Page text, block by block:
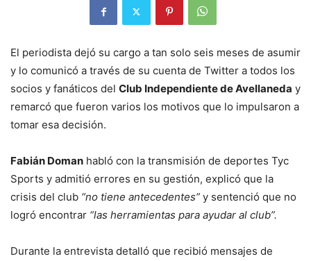
El periodista dejó su cargo a tan solo seis meses de asumir
y lo comunicó a través de su cuenta de Twitter a todos los
socios y fanáticos del Club Independiente de Avellaneda y
remarcó que fueron varios los motivos que lo impulsaron a
tomar esa decisión.
Fabián Doman habló con la transmisión de deportes Tyc
Sports y admitió errores en su gestión, explicó que la
crisis del club “no tiene antecedentes” y sentenció que no
logró encontrar “las herramientas para ayudar al club”.
Durante la entrevista detalló que recibió mensajes de